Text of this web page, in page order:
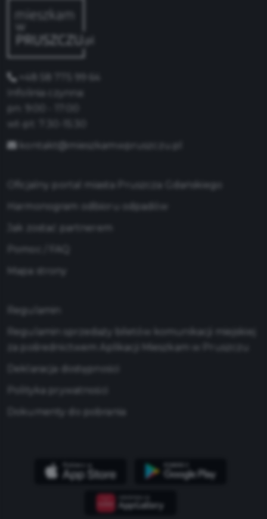
+48 58 775 99 64
Infolinia czynna:
kontakt@mieszkamwpruszczu.pl
Oficjalny portal miasta Pruszcza Gdańskiego
Harmonogram odbioru odpadów
Jak zostać partnerem
Mapa strony
Regulamin
Regulamin sprzedaży biletów komunikacji miejskiej
za pośrednictwem Aplikacji Mieszkam w Pruszczu
Deklaracja dostępności
Polityka prywatności
Dokumenty do pobrania